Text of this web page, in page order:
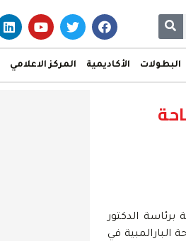
البطولات الأكاديمية المركز الاعلامي
برئاسة الدكتور
بطولتي سلسلة العالم ( عام ٢٠٢٣ – ٢٠٢٤ ) للسباحة البارالمبية في